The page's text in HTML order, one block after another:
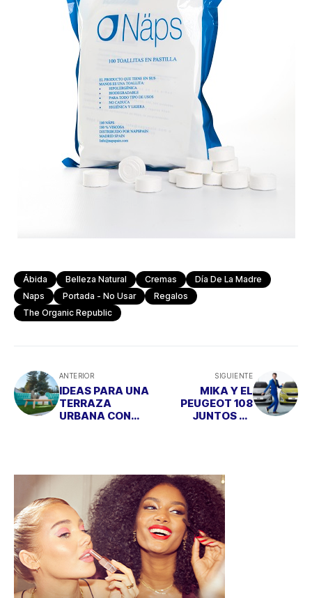
Ábida Belleza Natural Cremas
Día De La Madre
Naps
Portada - No Usar
Regalos
The Organic Republic
ANTERIOR
IDEAS PARA UNA
TERRAZA
URBANA CON
SIGUIENTE
MIKA Y EL
PEUGEOT 108
JUNTOS DE